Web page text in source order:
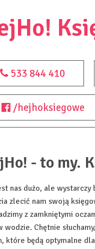
533 844 410
/hejhoksiegowe
- to my.
nas dużo, ale wystarczy
zlecić nam swoją
z zamkniętymi
wodzie. Chętnie
które będą optymalne